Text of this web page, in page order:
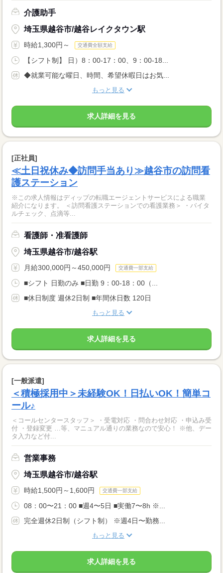
介護助手
埼玉県越谷市/越谷レイクタウン駅
時給1,300円～ 交通費全額支給
【シフト制】 日）8：00-17：00、9：00-18...
◆就業可能な曜日、時間、希望休暇日はお気...
もっと見る
求人詳細を見る
[正社員]
≪土日祝休み◆訪問手当あり≫越谷市の訪問看
護ステーション
※この求人情報はディップの転職エージェントサービスによる職業
紹介になります。 ＜訪問看護ステーションでの看護業務＞ ・バイタ
ルチェック、点滴等...
看護師・准看護師
埼玉県越谷市/越谷駅
月給300,000円～450,000円 交通費一部支給
■シフト 日勤のみ ■日勤 9：00-18：00（...
■休日制度 週休2日制 ■年間休日数 120日
もっと見る
求人詳細を見る
[一般派遣]
＜積極採用中＞未経験OK！日払いOK！簡単コ
ール♪
＜コールセンタースタッフ＞ ・受電対応 ・問合わせ対応 ・申込み受
付 ・登録変更 …等、マニュアル通りの業務なので安心！ ※他、デー
タ入力など付...
営業事務
埼玉県越谷市/越谷駅
時給1,500円～1,600円 交通費一部支給
08：00〜21：00 ■週4〜5日 ■実働7〜8h ※...
完全週休2日制（シフト制） ※週4日〜勤務...
もっと見る
求人詳細を見る